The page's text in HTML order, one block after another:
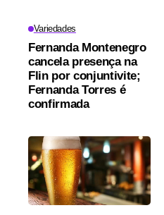
Variedades
Fernanda Montenegro
cancela presença na
Flin por conjuntivite;
Fernanda Torres é
confirmada